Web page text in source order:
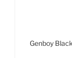
Genboy